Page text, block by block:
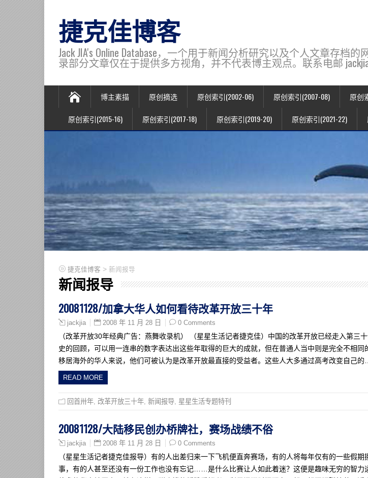
捷克佳博客
Jack JIA's Online Database，一个用于新闻分析研究以及个人文章存档
录部分文章仅在于提供多方视角，并不代表博主观点。联系电邮
博主素描 原创摘选 原创索引(2002-06) 原创索引(2007-08) 原创
原创索引(2015-16) 原创索引(2017-18) 原创索引(2019-20) 原创索引(2021-22)
捷克佳博客 > 新闻报导
新闻报导
20081128/加拿大华人如何看待改革开放三十年
jackjia 2008 年 11 月 28 日 0 Comments
（改革开放30年经典广告：燕舞收录机） （星星生活记者捷克佳）中国的改革开放已经走入第三
史的回顾，可以用一连串的数字表达出这些年取得的巨大的成就，但在普通人当中则是完全不相同
移居海外的华人来说，他们可被认为是改革开放最直接的受益者。这些人大多通过高考改变自己的…
READ MORE
回首卅年 改革开放三十年 新闻报导 星星生活专题特刊
20081128/大陆移民创办桥牌社，赛场战绩不俗
jackjia 2008 年 11 月 28 日 0 Comments
（星星生活记者捷克佳报导）有的人出差归来一下飞机便直奔赛场，有的人将每年仅有的一些假期
事，有的人甚至还没有一份工作也没有忘记……是什么比赛让人如此着迷？这便是趣味无穷的智